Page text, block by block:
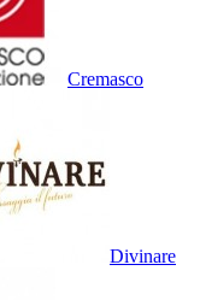
Cremasco
Divinare